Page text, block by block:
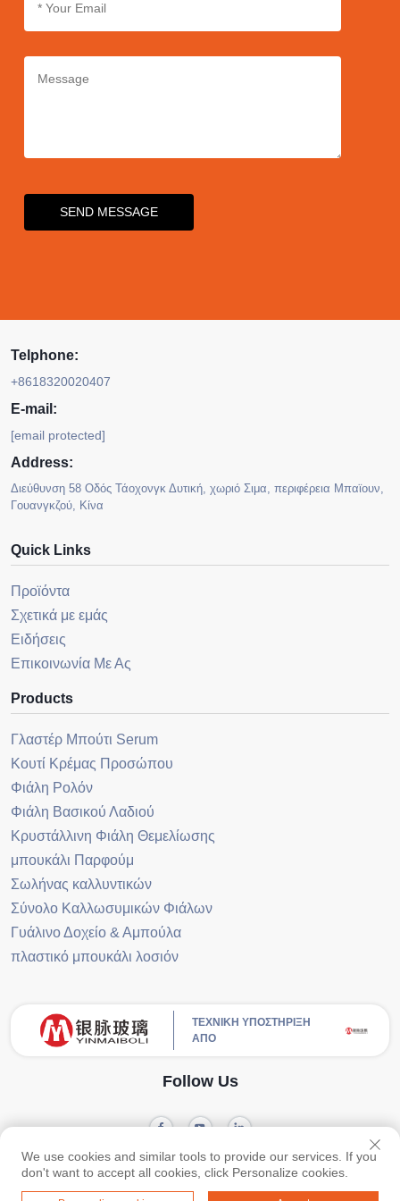
SEND MESSAGE
Telphone:
+8618320020407
E-mail:
[email protected]
Address:
Διεύθυνση 58 Οδός Τάοχονγκ Δυτική, χωριό Σιμα, περιφέρεια Μπαϊουν,
Γουανγκζού, Κίνα
Quick Links
Προϊόντα
Σχετικά με εμάς
Ειδήσεις
Επικοινωνία Με Ας
Products
Γλαστέρ Μπούτι Serum
Κουτί Κρέμας Προσώπου
Φιάλη Ρολόν
Φιάλη Βασικού Λαδιού
Κρυστάλλινη Φιάλη Θεμελίωσης
μπουκάλι Παρφούμ
Σωλήνας καλλυντικών
Σύνολο Καλλωσυμικών Φιάλων
Γυάλινο Δοχείο & Αμπούλα
πλαστικό μπουκάλι λοσιόν
ΤΕΧΝΙΚΗ ΥΠΟΣΤΗΡΙΞΗ
ΑΠΟ
Follow Us
Πνευματικά Δικαιώματα © Guangzhou Yinmai Glass Products Co., Ltd
Διατηρούνται όλα τα δικαιώματα -Privacy Policy-Blog
We use cookies and similar tools to provide our services. If you
don't want to accept all cookies, click Personalize cookies.